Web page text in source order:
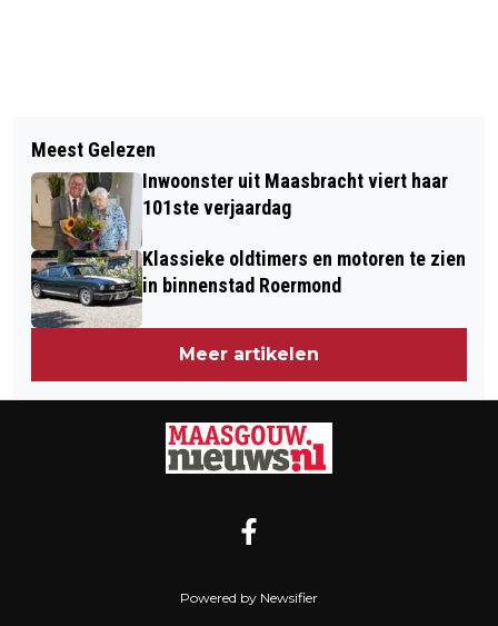
KONINKLIJKE ONDERSCHEIDING VOOR
INE PARREN-MAIER
STRAATTHEATER EN OPERA OP
LIMBURG FESTIVAL 2026
Meest Gelezen
Inwoonster uit Maasbracht viert haar
101ste verjaardag
Klassieke oldtimers en motoren te zien
in binnenstad Roermond
Meer artikelen
Powered by Newsifier